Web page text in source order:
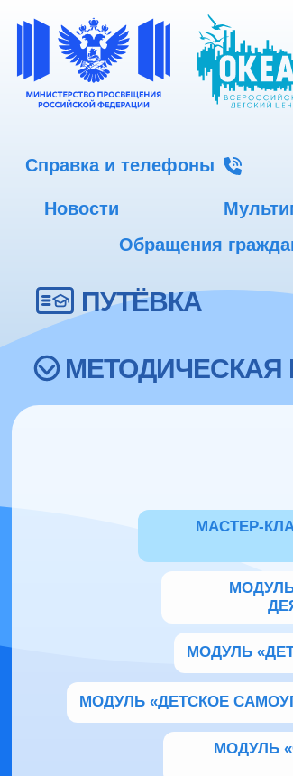
Справка и телефоны
Новости
Обращения
ПУТЁВКА
МЕТОДИЧЕСКАЯ
МАСТЕР-
МОДУЛЬ
МОДУЛЬ «ДЕТСКОЕ
МОДУЛЬ